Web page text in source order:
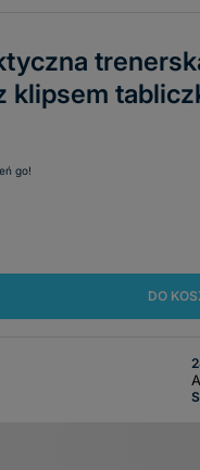
klipsem
go!
DO